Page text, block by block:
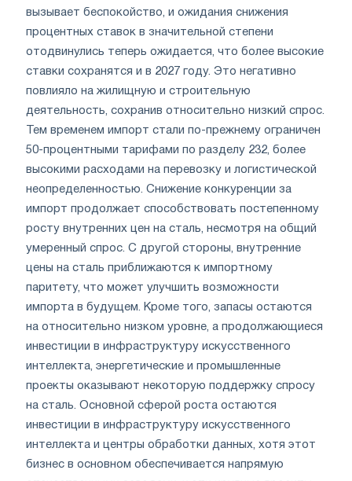
вызывает беспокойство, и ожидания снижения
процентных ставок в значительной степени
отодвинулись теперь ожидается, что более высокие
ставки сохранятся и в 2027 году. Это негативно
повлияло на жилищную и строительную
деятельность, сохранив относительно низкий спрос.
Тем временем импорт стали по-прежнему ограничен
50-процентными тарифами по разделу 232, более
высокими расходами на перевозку и логистической
неопределенностью. Снижение конкуренции за
импорт продолжает способствовать постепенному
росту внутренних цен на сталь, несмотря на общий
умеренный спрос. С другой стороны, внутренние
цены на сталь приближаются к импортному
паритету, что может улучшить возможности
импорта в будущем. Кроме того, запасы остаются
на относительно низком уровне, а продолжающиеся
инвестиции в инфраструктуру искусственного
интеллекта, энергетические и промышленные
проекты оказывают некоторую поддержку спросу
на сталь. Основной сферой роста остаются
инвестиции в инфраструктуру искусственного
интеллекта и центры обработки данных, хотя этот
бизнес в основном обеспечивается напрямую